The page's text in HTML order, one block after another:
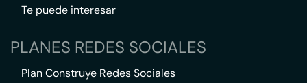
Te puede interesar
PLANES REDES SOCIALES
Plan Construye Redes Sociales